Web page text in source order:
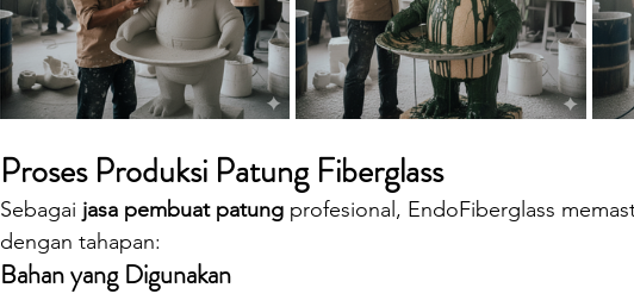
Proses Produksi Patung Fiberglass
Sebagai jasa pembuat patung profesional, EndoFiberglass
dengan tahapan:
Bahan yang Digunakan